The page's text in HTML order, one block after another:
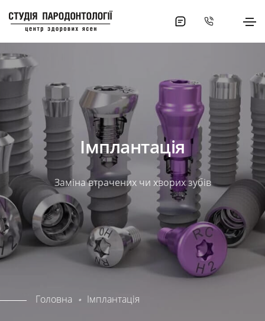
Імплантація
Заміна втрачених чи хворих зубів
Головна Імплантація